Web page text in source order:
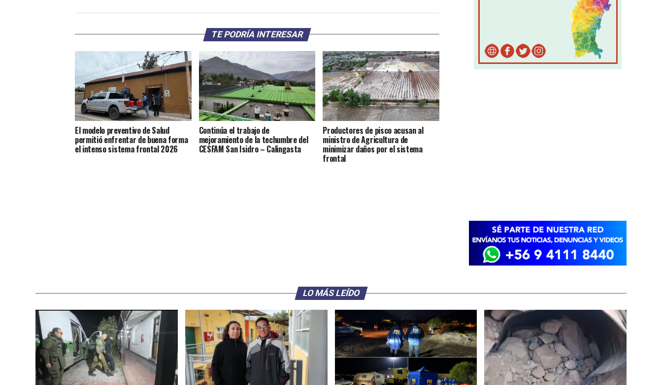
TE PODRÍA INTERESAR
El modelo preventivo de Salud
permitió enfrentar de buena forma
el intenso sistema frontal 2026
Continúa el trabajo de
mejoramiento de la techumbre del
CESFAM San Isidro – Calingasta
Productores de pisco acusan al
ministro de Agricultura de
minimizar daños por el sistema
frontal
LO MÁS LEÍDO